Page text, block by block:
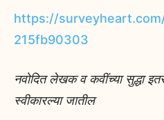
https://
215fb90303
नवोदित लेखक व कवींच्या सुद्धा
स्वीकारल्या जातील